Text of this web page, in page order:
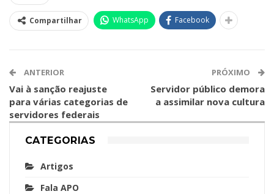
Compartilhar WhatsApp Facebook
ANTERIOR
Vai à sanção reajuste
para várias categorias de
servidores federais
PRÓXIMO
Servidor público demora
a assimilar nova cultura
CATEGORIAS
Artigos
Fala APO